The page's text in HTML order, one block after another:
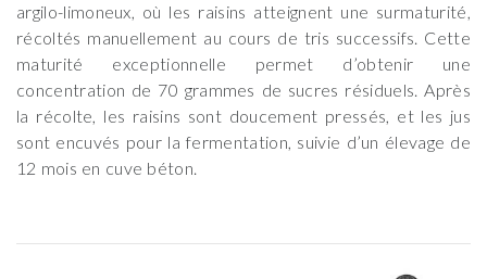
argilo-limoneux, où les raisins atteignent une surmaturité,
récoltés manuellement au cours de tris successifs. Cette
maturité exceptionnelle permet d’obtenir une
concentration de 70 grammes de sucres résiduels. Après
la récolte, les raisins sont doucement pressés, et les jus
sont encuvés pour la fermentation, suivie d’un élevage de
12 mois en cuve béton.